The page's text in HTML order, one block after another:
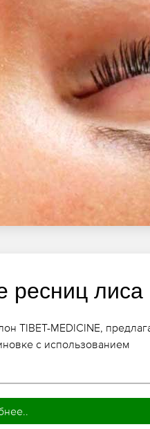
ресниц лиса
TIBET-MEDICINE,
с использованием